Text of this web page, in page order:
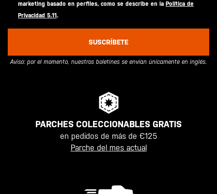
marketing basado en perfiles, como se describe en la Política de
Privacidad 5.11.
SUSCRÍBETE
Aviso: por el momento, nuestros boletines se envían únicamente en inglés.
PARCHES COLECCIONABLES GRATIS
en pedidos de más de €125
Parche del mes actual